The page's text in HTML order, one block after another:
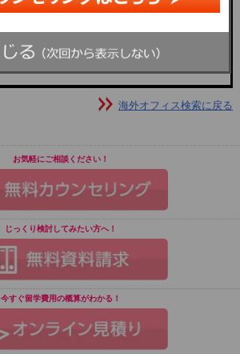
海外オフィス検索に戻る
お気軽にご相談ください！
じっくり検討してみたい方へ！
今すぐ留学費用の概算がわかる！